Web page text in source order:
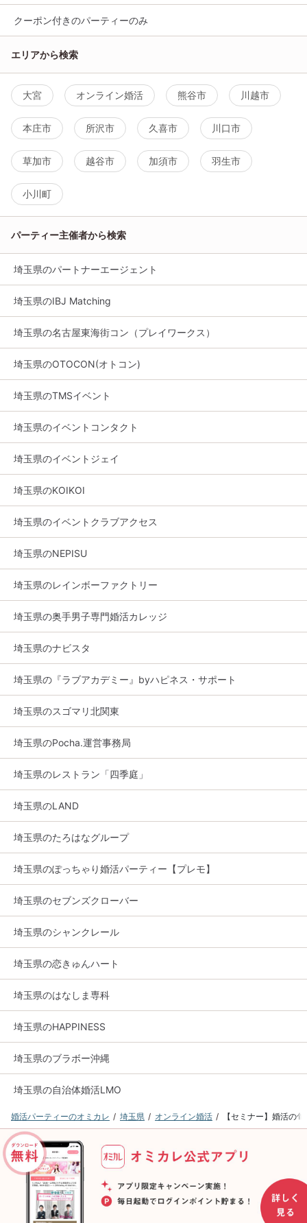
クーポン付きのパーティーのみ
エリアから検索
大宮 オンライン婚活 熊谷市 川越市
本庄市 所沢市 久喜市 川口市
草加市 越谷市 加須市 羽生市
小川町
パーティー主催者から検索
埼玉県のパートナーエージェント
埼玉県のIBJ Matching
埼玉県の名古屋東海街コン（プレイワークス）
埼玉県のOTOCON(オトコン)
埼玉県のTMSイベント
埼玉県のイベントコンタクト
埼玉県のイベントジェイ
埼玉県のKOIKOI
埼玉県のイベントクラブアクセス
埼玉県のNEPISU
埼玉県のレインボーファクトリー
埼玉県の奥手男子専門婚活カレッジ
埼玉県のナビスタ
埼玉県の『ラブアカデミー』byハピネス・サポート
埼玉県のスゴマリ北関東
埼玉県のPocha.運営事務局
埼玉県のレストラン「四季庭」
埼玉県のLAND
埼玉県のたろはなグループ
埼玉県のぽっちゃり婚活パーティー【プレモ】
埼玉県のセブンズクローバー
埼玉県のシャンクレール
埼玉県の恋きゅんハート
埼玉県のはなしま専科
埼玉県のHAPPINESS
埼玉県のブラボー沖縄
埼玉県の自治体婚活LMO
婚活パーティーのオミカレ 埼玉県 オンライン婚活 【セミナー】婚活の